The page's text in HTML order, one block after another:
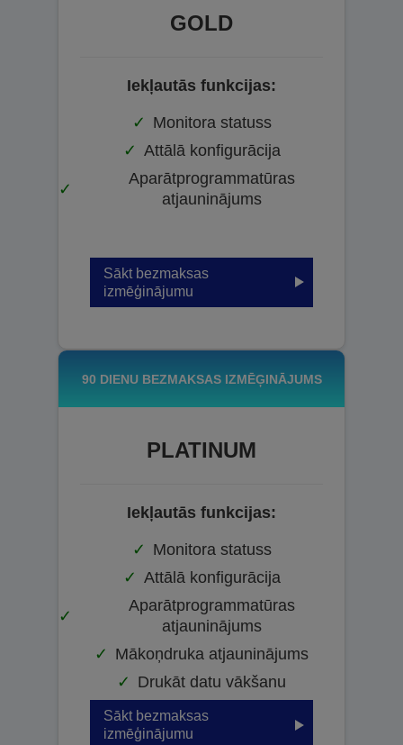
GOLD
Iekļautās funkcijas:
Monitora statuss
Attālā konfigurācija
Aparātprogrammatūras
atjauninājums
Sākt bezmaksas
izmēģinājumu
90 DIENU BEZMAKSAS IZMĒĢINĀJUMS
PLATINUM
Iekļautās funkcijas:
Monitora statuss
Attālā konfigurācija
Aparātprogrammatūras
atjauninājums
Mākoņdruka atjauninājums
Drukāt datu vākšanu
Sākt bezmaksas
izmēģinājumu